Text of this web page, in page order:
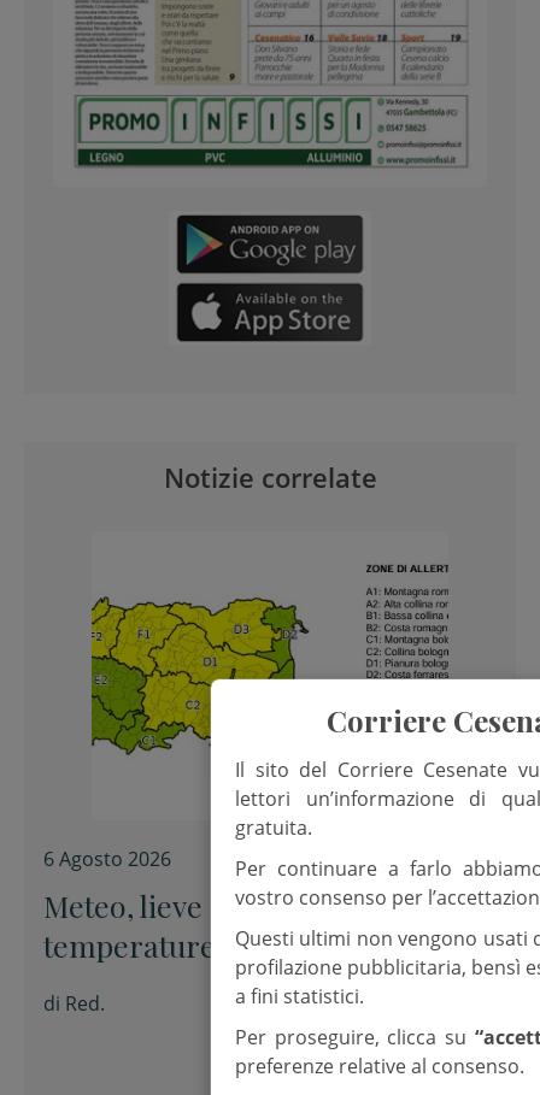
Notizie correlate
6 Agosto 2026
Meteo, lieve calo delle
temperature. Temporali in
appennino
di Red.
Corriere
Il sito del Corriere Cesenate
lettori un’informazione di
gratuita.
Per continuare a farlo
vostro consenso per
Questi ultimi non vengono usati
profilazione pubblicitaria, bensì
a fini statistici.
Per proseguire, clicca su
preferenze relative al consenso.